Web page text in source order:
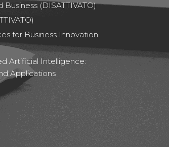
Business (DISATTIVATO)
for Business Innovation
Artificial Intelligence:
Applications